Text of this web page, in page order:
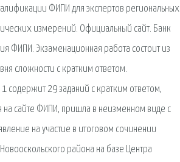
ФИПИ для экспертов региональных
измерений. Официальный сайт. Банк
ФИПИ. Экзаменационная работа состоит из
сложности с кратким ответом.
содержит 29 заданий с кратким ответом,
на сайте ФИПИ, пришла в неизменном виде с
на участие в итоговом сочинении
района на базе Центра